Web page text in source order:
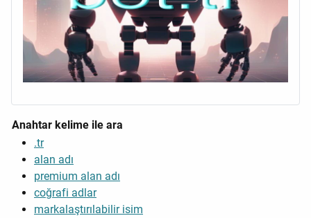
Anahtar kelime ile ara
.tr
alan adı
premium alan adı
coğrafi adlar
markalaştırılabilir isim